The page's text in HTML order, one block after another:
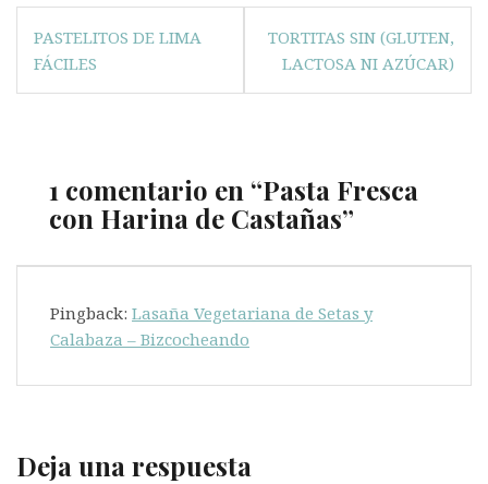
Navegación
de
entradas
PASTELITOS DE LIMA
FÁCILES
TORTITAS SIN (GLUTEN,
LACTOSA NI AZÚCAR)
1 comentario en “Pasta Fresca
con Harina de Castañas”
Pingback: Lasaña Vegetariana de Setas y
Calabaza – Bizcocheando
Deja una respuesta